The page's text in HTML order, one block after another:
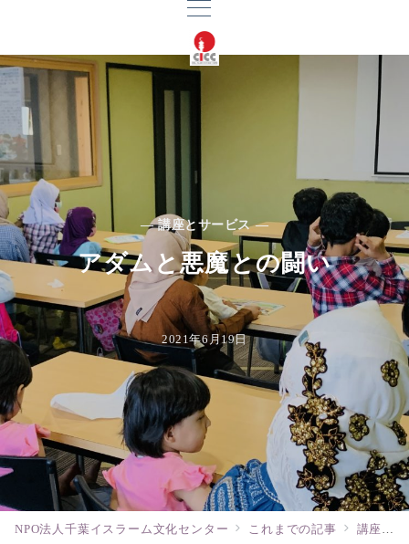
— 講座とサービス —
アダムと悪魔との闘い
2021年6月19日
NPO法人千葉イスラーム文化センター これまでの記事 講座とサービス